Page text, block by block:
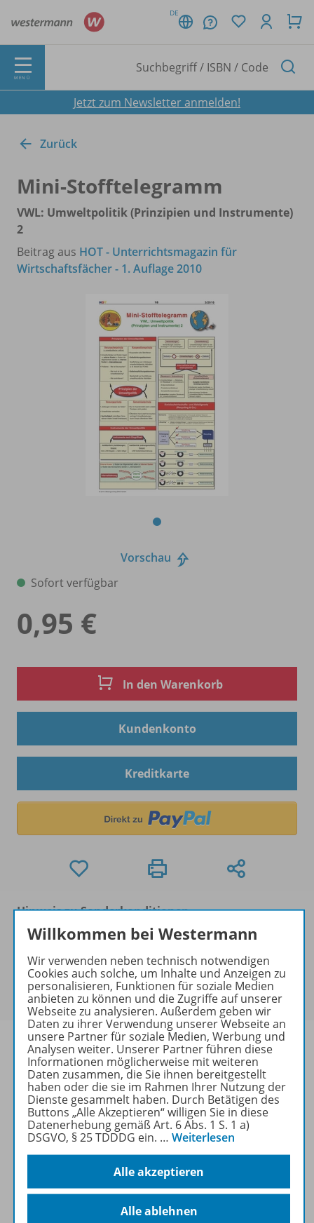
DE
MENÜ
Jetzt zum Newsletter anmelden!
Zurück
Mini-Stofftelegramm
VWL: Umweltpolitik (Prinzipien und Instrumente)
2
Beitrag aus HOT - Unterrichtsmagazin für
Wirtschaftsfächer - 1. Auflage 2010
Vorschau
Sofort verfügbar
0,95 €
In den Warenkorb
Kundenkonto
Kreditkarte
Hinweis zu Sonderkonditionen
Bei Bezahlung über Paypal und Kreditkarte können
keine Sonderkonditionen gewährt werden.
Sie haben ein passendesSpar-Paket?
Um den für Sie gültigen Preis zu sehen,melden Sie
sich bitte an.
Informationen
Weitere Inhalte der Ausgabe
Spar-Pakete
Willkommen bei Westermann
Wir verwenden neben technisch notwendigen
Cookies auch solche, um Inhalte und Anzeigen zu
personalisieren, Funktionen für soziale Medien
anbieten zu können und die Zugriffe auf unserer
Webseite zu analysieren. Außerdem geben wir
Daten zu ihrer Verwendung unserer Webseite an
unsere Partner für soziale Medien, Werbung und
Analysen weiter. Unserer Partner führen diese
Informationen möglicherweise mit weiteren
Daten zusammen, die Sie ihnen bereitgestellt
haben oder die sie im Rahmen Ihrer Nutzung der
Dienste gesammelt haben. Durch Betätigen des
Buttons „Alle Akzeptieren“ willigen Sie in diese
Datenerhebung gemäß Art. 6 Abs. 1 S. 1 a)
DSGVO, § 25 TDDDG ein. … Weiterlesen
Alle akzeptieren
Alle ablehnen